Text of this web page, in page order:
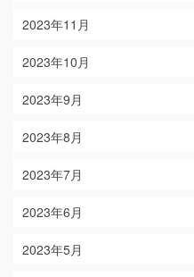
2023年11月
2023年10月
2023年9月
2023年8月
2023年7月
2023年6月
2023年5月